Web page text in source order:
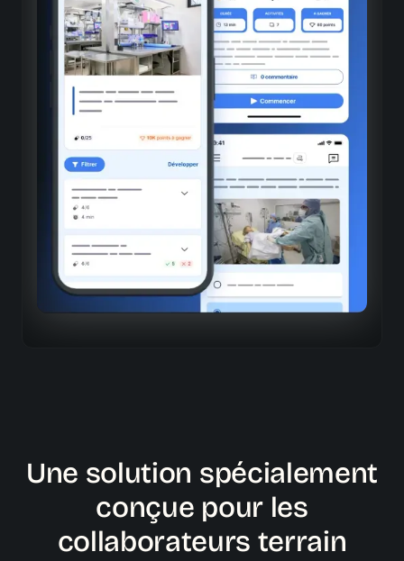
Capsules de savoir unitaires
Parfaitement adaptés aux temps morts de la journée
Parcours séquencés
Découpage intelligent des sujets complexes en unités
digestes et engageantes
Formats hautement interactifs
Quiz, flash cards, vidéos, micro-tâches…
Répétition espacée et dynamique
Optimisation de l’ancrage mémoriel sur le long terme et
du développement d’habitude d’apprentissage
Une solution spécialement
conçue pour les
collaborateurs terrain